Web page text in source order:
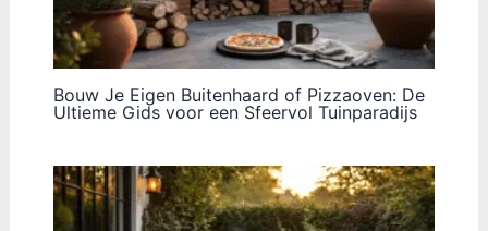
Bouw Je Eigen Buitenhaard of Pizzaoven: De
Ultieme Gids voor een Sfeervol Tuinparadijs